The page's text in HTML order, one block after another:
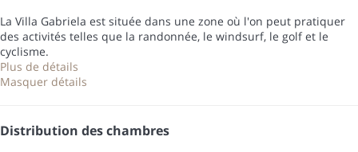
La Villa Gabriela est située dans une zone où l'on peut pratiquer
des activités telles que la randonnée, le windsurf, le golf et le
cyclisme.
Plus de détails
Masquer détails
Distribution des chambres